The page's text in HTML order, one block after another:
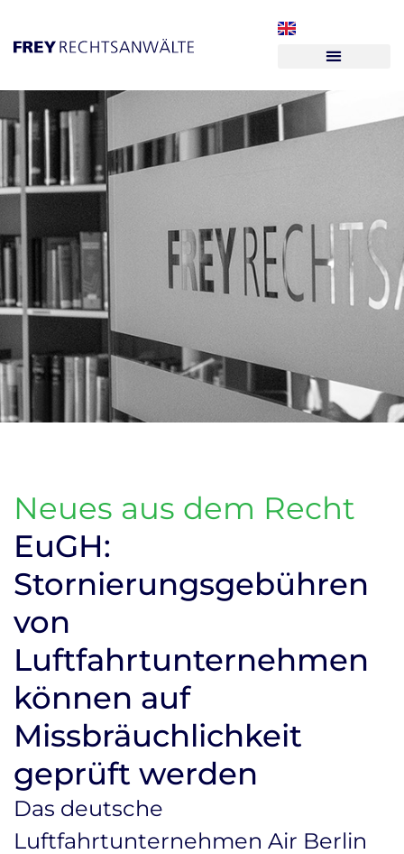
Neues aus dem Recht
EuGH:
Stornierungsgebühren
von
Luftfahrtunternehmen
können auf
Missbräuchlichkeit
geprüft werden
Das deutsche
Luftfahrtunternehmen Air Berlin